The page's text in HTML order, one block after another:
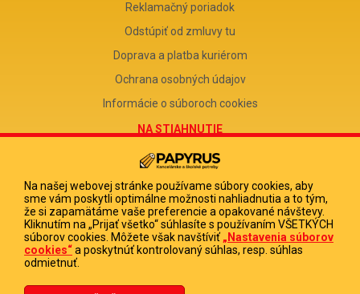
Reklamačný poriadok
Odstúpiť od zmluvy tu
Doprava a platba kuriérom
Ochrana osobných údajov
Informácie o súboroch cookies
NA STIAHNUTIE
Reklamačný formulár
Odstúpenie od zmluvy
Poučenie o odstúpení od zmluvy
FIRMA
PAPYRUS POPRAD, s.r.o.
Na našej webovej stránke používame súbory cookies, aby
sme vám poskytli optimálne možnosti nahliadnutia a to tým,
že si zapamätáme vaše preferencie a opakované návštevy.
Kliknutím na „Prijať všetko“ súhlasíte s používaním VŠETKÝCH
súborov cookies. Môžete však navštíviť „Nastavenia súborov
cookies“a poskytnúť kontrolovaný súhlas, resp. súhlas
odmietnuť.